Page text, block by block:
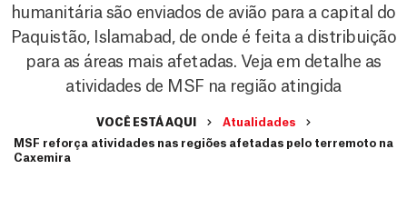
humanitária são enviados de avião para a capital do
Paquistão, Islamabad, de onde é feita a distribuição
para as áreas mais afetadas. Veja em detalhe as
atividades de MSF na região atingida
VOCÊ ESTÁ AQUI
Atualidades
MSF reforça atividades nas regiões afetadas pelo terremoto na
Caxemira